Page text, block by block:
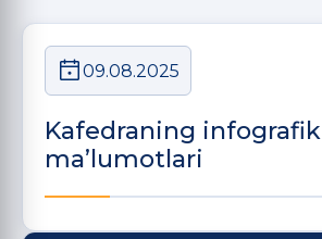
09.08.2025
Kafedraning infografik
ma’lumotlari